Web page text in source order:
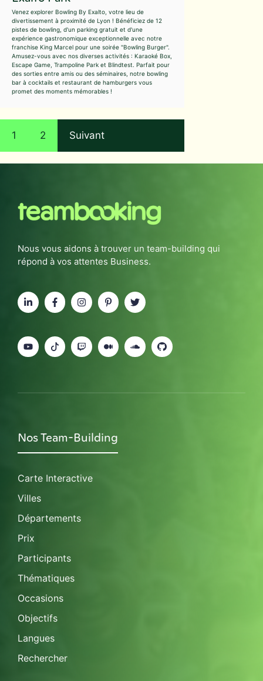
Venez explorer Bowling By Exalto, votre lieu de
divertissement à proximité de Lyon ! Bénéficiez de 12
pistes de bowling, d'un parking gratuit et d'une
expérience gastronomique exceptionnelle avec notre
franchise King Marcel pour une soirée "Bowling Burger".
Amusez-vous avec nos diverses activités : Karaoké Box,
Escape Game, Trampoline Park et Blindtest. Parfait pour
des sorties entre amis ou des séminaires, notre bowling
bar à cocktails et restaurant de hamburgers vous
promet des moments mémorables !
1 2 Suivant
Nous vous aidons à trouver un team-building qui
répond à vos attentes Business.
Nos Team-Building
Carte Interactive
Villes
Départements
Prix
Participants
Thématiques
Occasions
Objectifs
Langues
Rechercher